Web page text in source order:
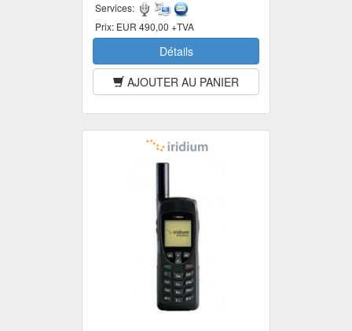
Services:
Prix: EUR 490,00 +TVA
Détails
AJOUTER AU PANIER